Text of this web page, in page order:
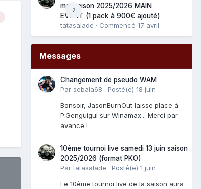
2
mai saison 2025/2026 MAIN
EVENT (1 pack à 900€ ajouté)
tatasalade · Commencé 17 avril
Messages
Changement de pseudo WAM
Par sebala68 · Posté(e) 18 juin
Bonsoir, JasonBurnOut laisse place à
P.Genguigui sur Winamax... Merci par
avance !
10ème tournoi live samedi 13 juin saison
2025/2026 (format PKO)
Partatasalade · Posté(e) 1 juin
Le 10ème tournoi live de la saison aura